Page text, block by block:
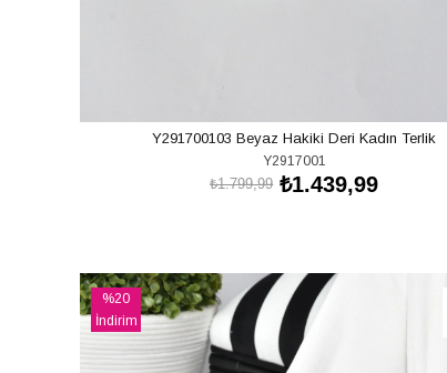
Y291700103 Beyaz Hakiki Deri Kadın Terlik
Y2917001
₺1.439,99
₺1.799,99
%20
İndirim